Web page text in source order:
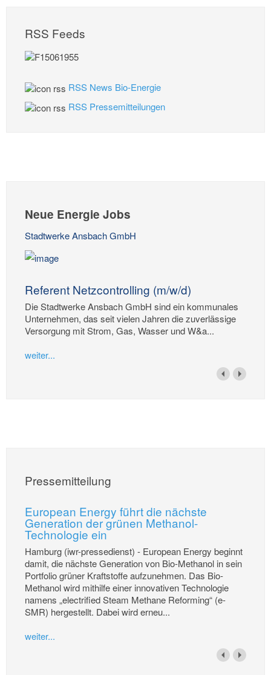
RSS Feeds
RSS News Bio-Energie
RSS Pressemitteilungen
Neue Energie Jobs
Stadtwerke Ansbach GmbH
Referent Netzcontrolling (m/w/d)
Die Stadtwerke Ansbach GmbH sind ein kommunales
Unternehmen, das seit vielen Jahren die zuverlässige
Versorgung mit Strom, Gas, Wasser und W&a...
weiter...
Pressemitteilung
European Energy führt die nächste
Generation der grünen Methanol-
Technologie ein
Hamburg (iwr-pressedienst) - European Energy beginnt
damit, die nächste Generation von Bio-Methanol in sein
Portfolio grüner Kraftstoffe aufzunehmen. Das Bio-
Methanol wird mithilfe einer innovativen Technologie
namens „electrified Steam Methane Reforming“ (e-
SMR) hergestellt. Dabei wird erneu...
weiter...